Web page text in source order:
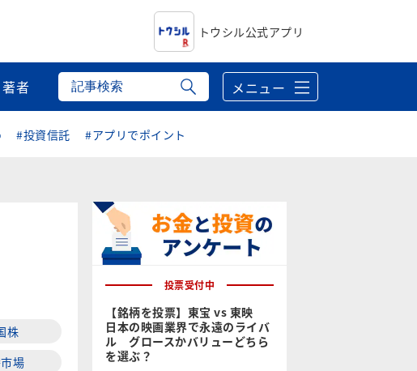
トウシル公式アプリ
著者 メニュー
#投資信託 #アプリでポイント
株
場
投票受付中
【銘柄を投票】東宝 vs 東映
日本の映画業界で永遠のライバ
ル グロースかバリューどちら
を選ぶ？